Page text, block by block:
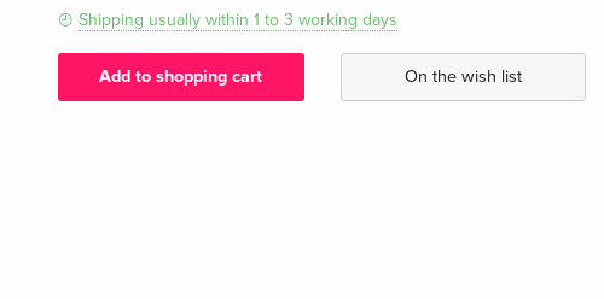
Shipping usually within 1 to 3 working days
Add to shopping cart On the wish list